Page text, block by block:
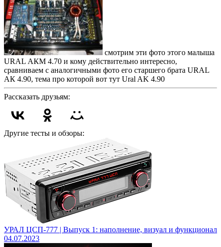
смотрим эти фото этого малыша
URAL АКM 4.70 и кому действительно интересно,
сравниваем с аналогичными фото его старшего брата URAL
АК 4.90, тема про которой вот тут Ural AK 4.90
Рассказать друзьям:
Другие тесты и обзоры:
УРАЛ ЦСП-777 | Выпуск 1: наполнение, визуал и функционал
04.07.2023